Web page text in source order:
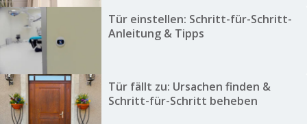
Tür einstellen: Schritt-für-Schritt-
Anleitung & Tipps
Tür fällt zu: Ursachen finden &
Schritt-für-Schritt beheben